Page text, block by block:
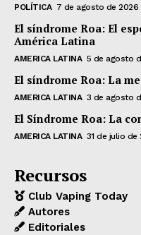
POLÍTICA 7 de agosto de 2026
El síndrome Roa: El
América Latina
AMERICA LATINA 5 de agosto
El síndrome Roa: La
AMERICA LATINA 3 de agosto
El Síndrome Roa: La
AMERICA LATINA 31 de julio de
Recursos
Club Vaping Today
Autores
Editoriales